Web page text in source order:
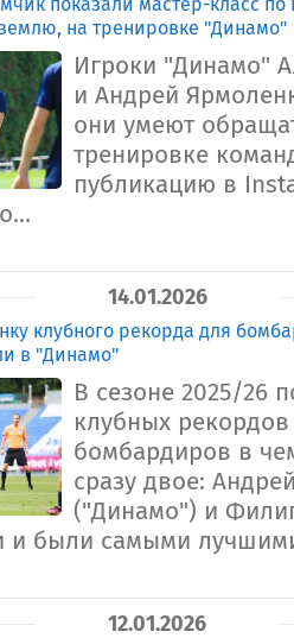
на тренировке "Динамо"
Игроки "Динамо"
и Андрей
они умеют
тренировке
публикацию в
14.01.2026
клубного рекорда для
в "Динамо"
В сезоне 2025/26
клубных
бомбардиров в
сразу двое:
("Динамо") и
и были самыми
12.01.2026